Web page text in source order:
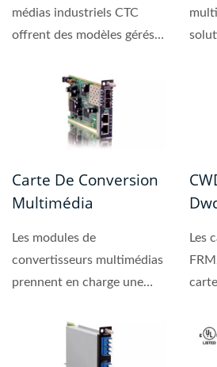
médias industriels CTC
offrent des modèles gérés
Carte De Conversion
Multimédia
Les modules de
convertisseurs multimédias
prennent en charge une
protocoles,...
Les